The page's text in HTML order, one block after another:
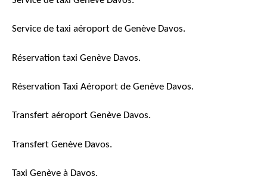
Service de taxi aéroport de Genève Davos.
Réservation taxi Genève Davos.
Réservation Taxi Aéroport de Genève Davos.
Transfert aéroport Genève Davos.
Transfert Genève Davos.
Taxi Genève à Davos.